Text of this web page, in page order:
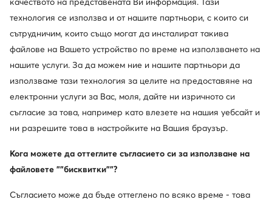
технология се използва и от нашите партньори, с които си
сътрудничим, които също могат да инсталират такива
файлове на Вашето устройство по време на използването на
нашите услуги. За да можем ние и нашите партньори да
използваме тази технология за целите на предоставяне на
електронни услуги за Вас, моля, дайте ни изричното си
съгласие за това, например като влезете на нашия уебсайт и
ни разрешите това в настройките на Вашия браузър.
Кога можете да оттеглите съгласието си за използване на
файловете ""бисквитки""?
Съгласието може да бъде оттеглено по всяко време - това